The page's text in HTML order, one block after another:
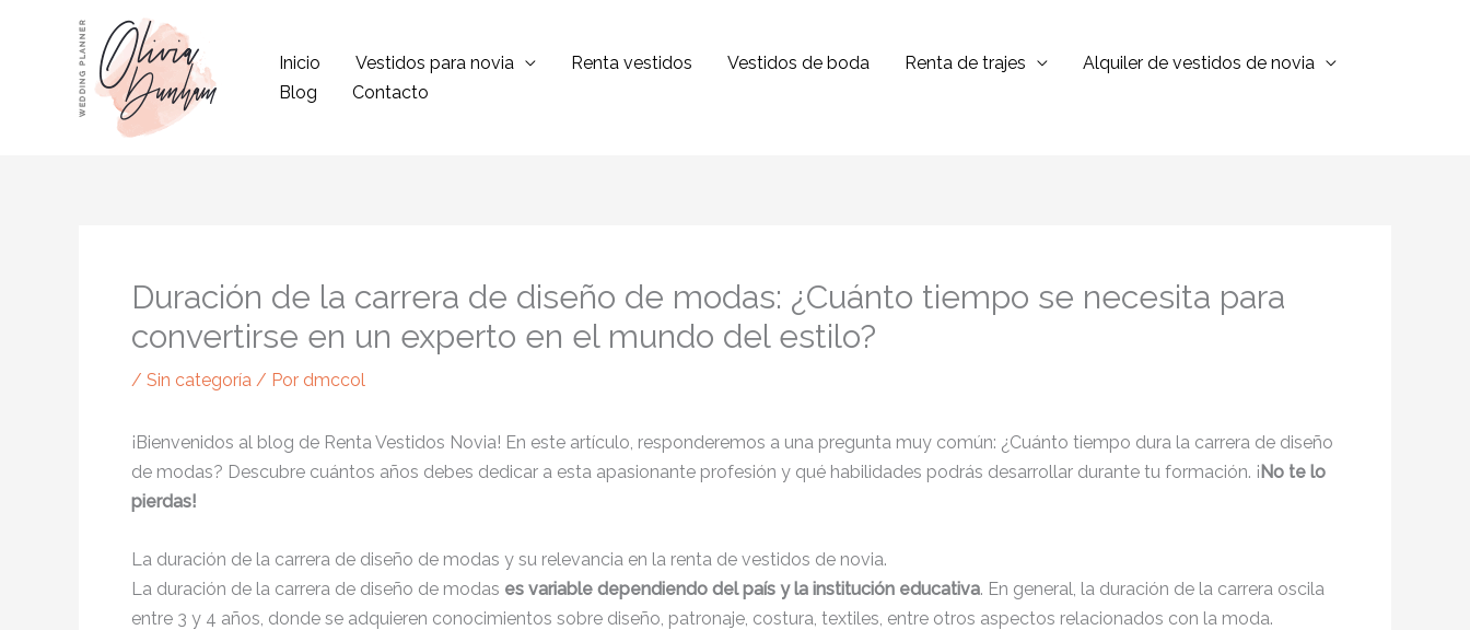
contenido
Inicio Vestidos para novia Renta vestidos Vestidos de boda Renta de trajes
Alquiler de vestidos de novia
Blog
Contacto
Duración de la carrera de diseño de modas: ¿Cuánto tiempo se necesita para
convertirse en un experto en el mundo del estilo?
/ Sin categoría / Por dmccol
¡Bienvenidos al blog de Renta Vestidos Novia! En este artículo, responderemos a una pregunta muy común: ¿Cuánto tiempo dura la carrera de diseño
de modas? Descubre cuántos años debes dedicar a esta apasionante profesión y qué habilidades podrás desarrollar durante tu formación. ¡No te lo
pierdas!
La duración de la carrera de diseño de modas y su relevancia en la renta de vestidos de novia.
La duración de la carrera de diseño de modas es variable dependiendo del país y la institución educativa. En general, la duración de la carrera oscila
entre 3 y 4 años, donde se adquieren conocimientos sobre diseño, patronaje, costura, textiles, entre otros aspectos relacionados con la moda.